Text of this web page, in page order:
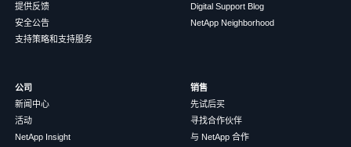
提供反馈
安全公告
支持策略和支持服务
Digital Support Blog
NetApp Neighborhood
公司
新闻中心
活动
NetApp Insight
销售
先试后买
寻找合作伙伴
与 NetApp 合作